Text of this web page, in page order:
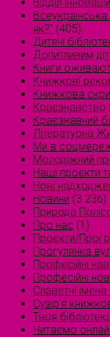
як?" (405)
Дитячі
Допитливим
Книги
Книжкові
Книжкова
Краєзнавство
Краєзнавчий
Літературна
Ми в
Молодіжний
Наші проєкти
Нові
Новини (3 236)
Природа
Про нас (1)
Проєкти/
Прогулянка
Професійні
Професійні
Славетні
Сузірʼя
Твоя
Читаємо